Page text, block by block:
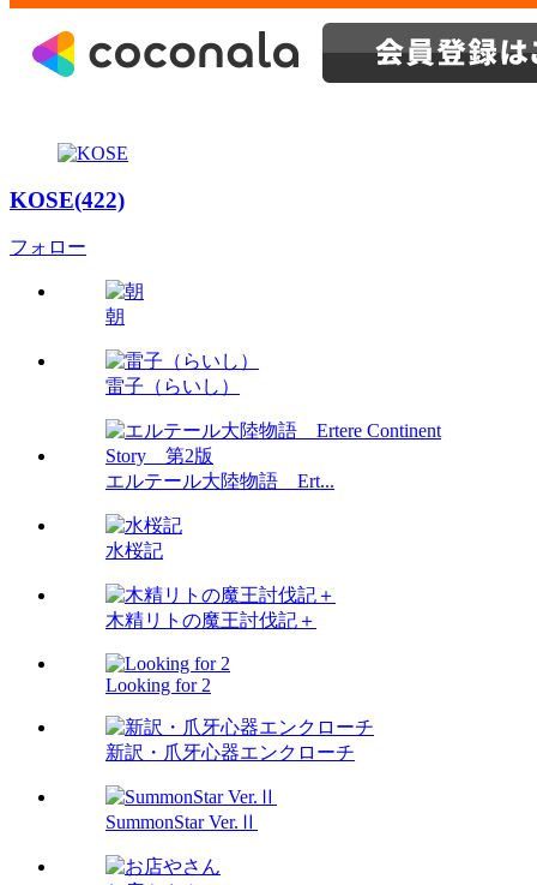
KOSE(422)
フォロー
朝
雷子（らいし）
エルテール大陸物語 Ert...
水桜記
木精リトの魔王討伐記＋
Looking for 2
新訳・爪牙心器エンクローチ
SummonStar Ver.Ⅱ